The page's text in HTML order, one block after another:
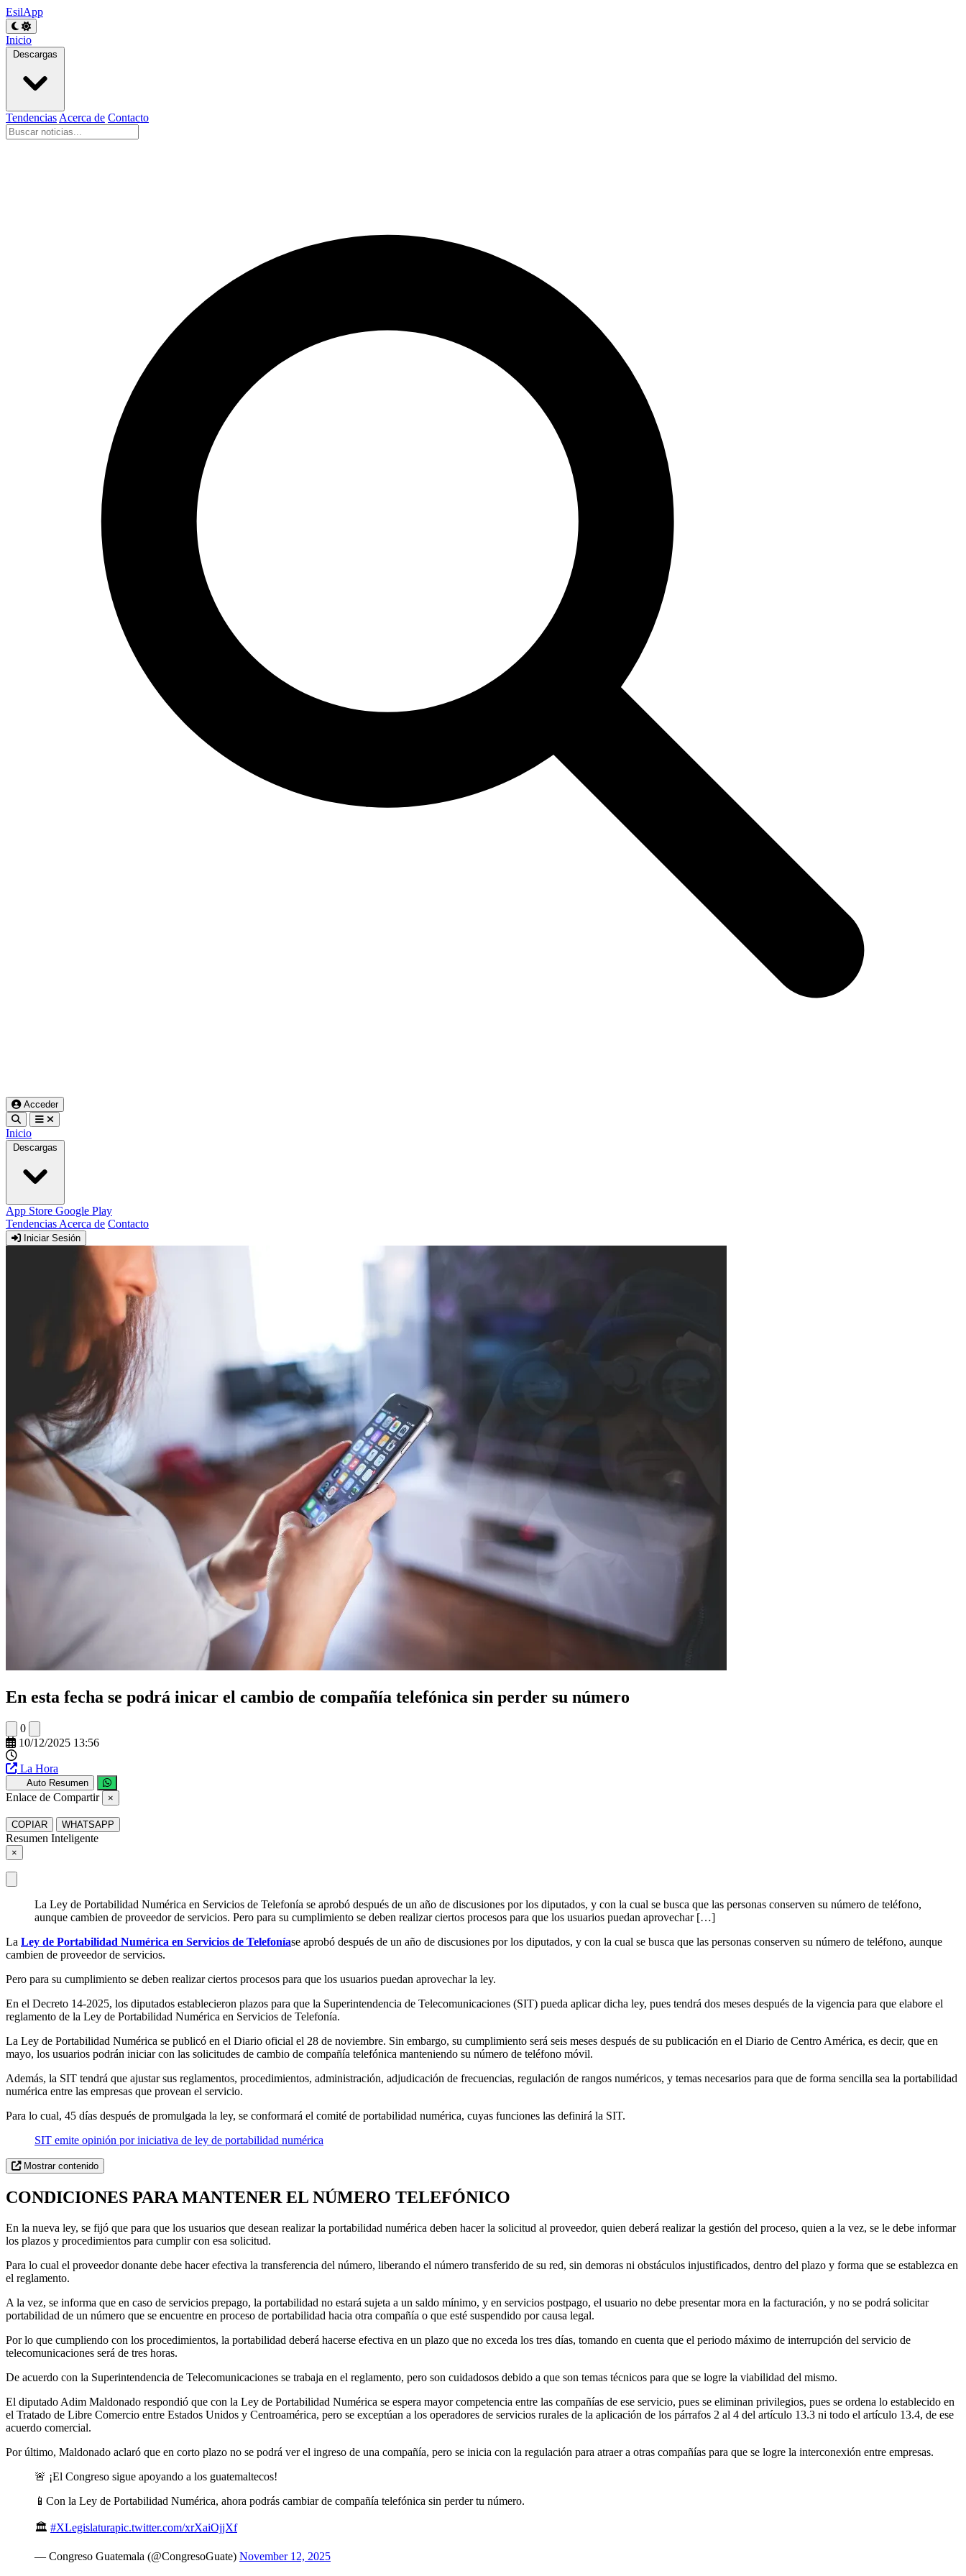
EsilApp
Inicio
Descargas
Tendencias Acerca de Contacto
Acceder
Inicio
Descargas
App Store Google Play
Tendencias Acerca de Contacto
Iniciar Sesión
En esta fecha se podrá inicar el cambio de compañía telefónica sin perder su número
0
10/12/2025 13:56
La Hora
Auto Resumen
Enlace de Compartir ×
COPIAR WHATSAPP
Resumen Inteligente
×
La Ley de Portabilidad Numérica en Servicios de Telefonía se aprobó después de un año de discusiones por los diputados, y con la cual se busca que las personas conserven su número de teléfono,
aunque cambien de proveedor de servicios. Pero para su cumplimiento se deben realizar ciertos procesos para que los usuarios puedan aprovechar […]
La Ley de Portabilidad Numérica en Servicios de Telefoníase aprobó después de un año de discusiones por los diputados, y con la cual se busca que las personas conserven su número de teléfono, aunque
cambien de proveedor de servicios.
Pero para su cumplimiento se deben realizar ciertos procesos para que los usuarios puedan aprovechar la ley.
En el Decreto 14-2025, los diputados establecieron plazos para que la Superintendencia de Telecomunicaciones (SIT) pueda aplicar dicha ley, pues tendrá dos meses después de la vigencia para que elabore el
reglamento de la Ley de Portabilidad Numérica en Servicios de Telefonía.
La Ley de Portabilidad Numérica se publicó en el Diario oficial el 28 de noviembre. Sin embargo, su cumplimiento será seis meses después de su publicación en el Diario de Centro América, es decir, que en
mayo, los usuarios podrán iniciar con las solicitudes de cambio de compañía telefónica manteniendo su número de teléfono móvil.
Además, la SIT tendrá que ajustar sus reglamentos, procedimientos, administración, adjudicación de frecuencias, regulación de rangos numéricos, y temas necesarios para que de forma sencilla sea la portabilidad
numérica entre las empresas que provean el servicio.
Para lo cual, 45 días después de promulgada la ley, se conformará el comité de portabilidad numérica, cuyas funciones las definirá la SIT.
SIT emite opinión por iniciativa de ley de portabilidad numérica
Mostrar contenido
CONDICIONES PARA MANTENER EL NÚMERO TELEFÓNICO
En la nueva ley, se fijó que para que los usuarios que desean realizar la portabilidad numérica deben hacer la solicitud al proveedor, quien deberá realizar la gestión del proceso, quien a la vez, se le debe informar
los plazos y procedimientos para cumplir con esa solicitud.
Para lo cual el proveedor donante debe hacer efectiva la transferencia del número, liberando el número transferido de su red, sin demoras ni obstáculos injustificados, dentro del plazo y forma que se establezca en
el reglamento.
A la vez, se informa que en caso de servicios prepago, la portabilidad no estará sujeta a un saldo mínimo, y en servicios postpago, el usuario no debe presentar mora en la facturación, y no se podrá solicitar
portabilidad de un número que se encuentre en proceso de portabilidad hacia otra compañía o que esté suspendido por causa legal.
Por lo que cumpliendo con los procedimientos, la portabilidad deberá hacerse efectiva en un plazo que no exceda los tres días, tomando en cuenta que el periodo máximo de interrupción del servicio de
telecomunicaciones será de tres horas.
De acuerdo con la Superintendencia de Telecomunicaciones se trabaja en el reglamento, pero son cuidadosos debido a que son temas técnicos para que se logre la viabilidad del mismo.
El diputado Adim Maldonado respondió que con la Ley de Portabilidad Numérica se espera mayor competencia entre las compañías de ese servicio, pues se eliminan privilegios, pues se ordena lo establecido en
el Tratado de Libre Comercio entre Estados Unidos y Centroamérica, pero se exceptúan a los operadores de servicios rurales de la aplicación de los párrafos 2 al 4 del artículo 13.3 ni todo el artículo 13.4, de ese
acuerdo comercial.
Por último, Maldonado aclaró que en corto plazo no se podrá ver el ingreso de una compañía, pero se inicia con la regulación para atraer a otras compañías para que se logre la interconexión entre empresas.
🚨 ¡El Congreso sigue apoyando a los guatemaltecos!
📱Con la Ley de Portabilidad Numérica, ahora podrás cambiar de compañía telefónica sin perder tu número.
🏛️ #XLegislaturapic.twitter.com/xrXaiOjjXf
— Congreso Guatemala (@CongresoGuate) November 12, 2025